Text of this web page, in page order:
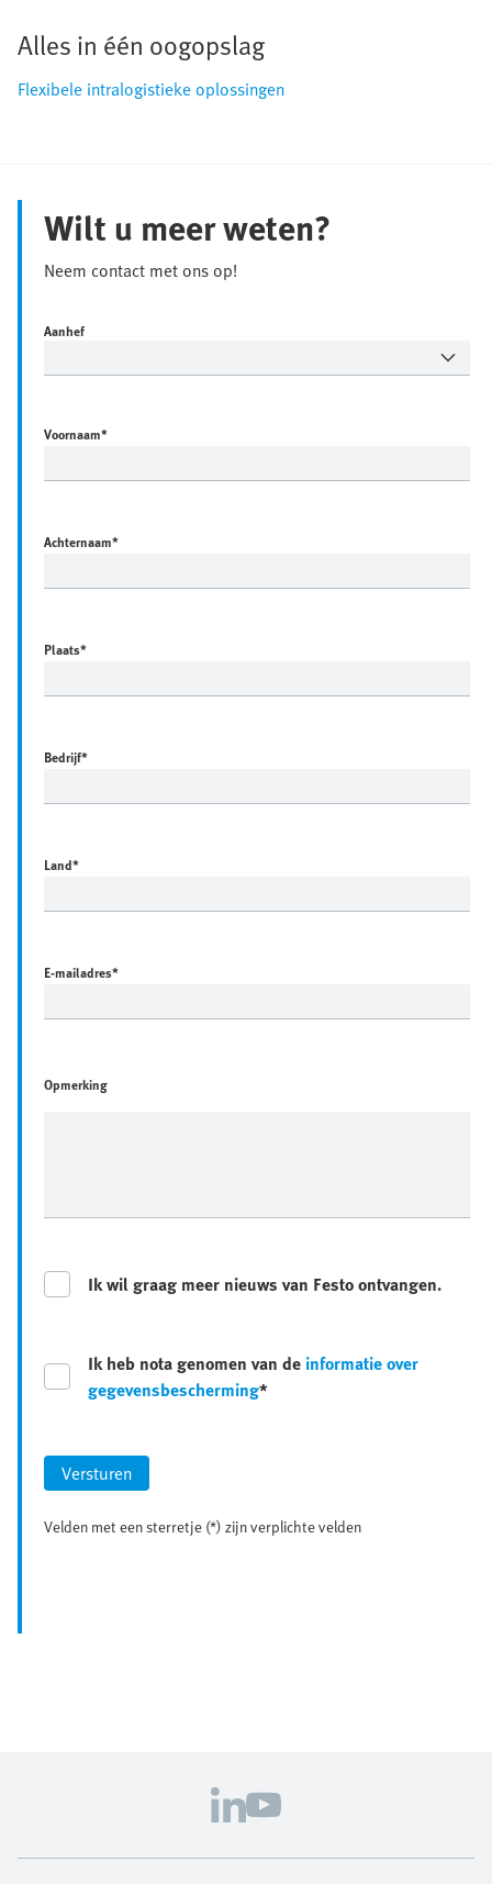
Alles in één oogopslag
Flexibele intralogistieke oplossingen
Wilt u meer weten?
Neem contact met ons op!
Aanhef
Voornaam*
Achternaam*
Plaats*
Bedrijf*
Land*
E-mailadres*
Opmerking
Ik wil graag meer nieuws van Festo ontvangen.
Ik heb nota genomen van de informatie over
gegevensbescherming*
Versturen
Velden met een sterretje (*) zijn verplichte velden